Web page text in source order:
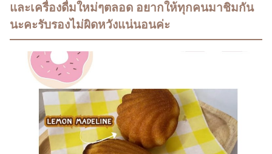
และเครื่องดื่มใหม่ๆตลอด อยากให้ทุกคนมาชิมกัน
นะคะรับรองไม่ผิดหวังแน่นอนค่ะ